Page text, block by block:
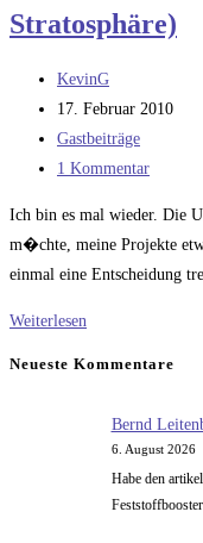
Stratosphäre)
Beitrags-
Autor:
KevinG
Beitrag
veröffentlicht:
17. Februar 2010
Beitrags-
Kategorie:
Gastbeiträge
Beitrags-
1 Kommentar
Ich bin es mal wieder. Die
m�chte, meine Projekte
einmal eine Entscheidung
Weiterlesen
Neueste Kommentare
Bernd
6. August 2026
Habe den